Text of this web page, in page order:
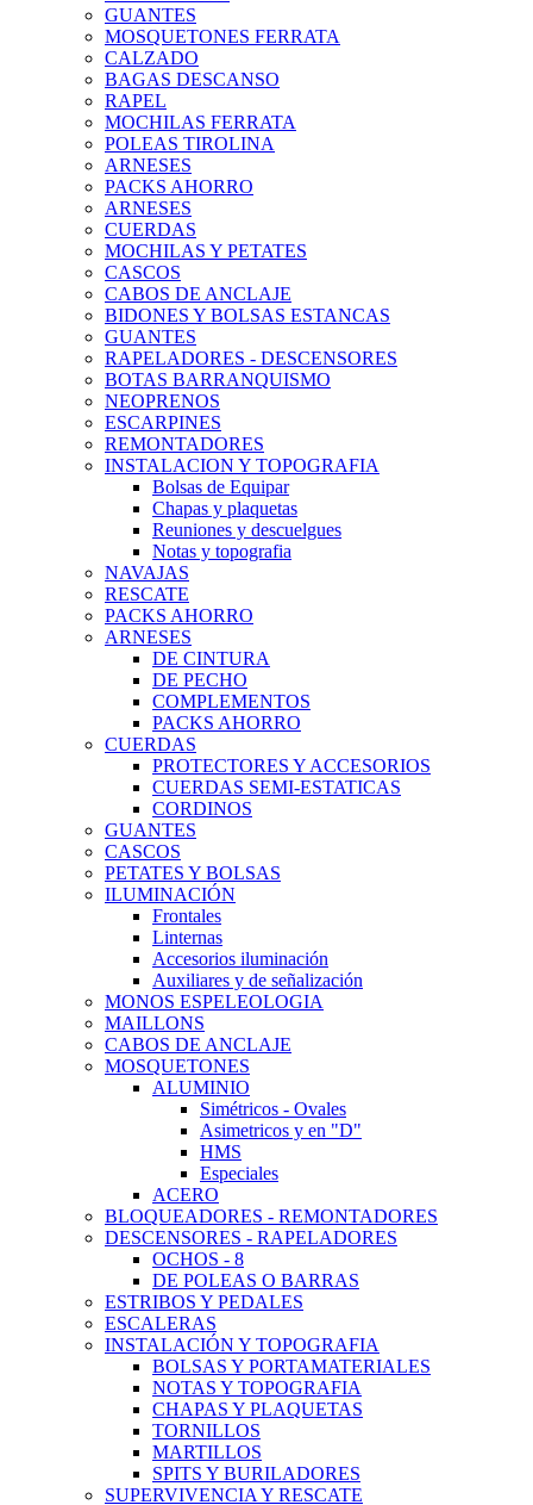
GUANTES
MOSQUETONES FERRATA
CALZADO
BAGAS DESCANSO
RAPEL
MOCHILAS FERRATA
POLEAS TIROLINA
ARNESES
PACKS AHORRO
ARNESES
CUERDAS
MOCHILAS Y PETATES
CASCOS
CABOS DE ANCLAJE
BIDONES Y BOLSAS ESTANCAS
GUANTES
RAPELADORES - DESCENSORES
BOTAS BARRANQUISMO
NEOPRENOS
ESCARPINES
REMONTADORES
INSTALACION Y TOPOGRAFIA
Bolsas de Equipar
Chapas y plaquetas
Reuniones y descuelgues
Notas y topografia
NAVAJAS
RESCATE
PACKS AHORRO
ARNESES
DE CINTURA
DE PECHO
COMPLEMENTOS
PACKS AHORRO
CUERDAS
PROTECTORES Y ACCESORIOS
CUERDAS SEMI-ESTATICAS
CORDINOS
GUANTES
CASCOS
PETATES Y BOLSAS
ILUMINACIÓN
Frontales
Linternas
Accesorios iluminación
Auxiliares y de señalización
MONOS ESPELEOLOGIA
MAILLONS
CABOS DE ANCLAJE
MOSQUETONES
ALUMINIO
Simétricos - Ovales
Asimetricos y en "D"
HMS
Especiales
ACERO
BLOQUEADORES - REMONTADORES
DESCENSORES - RAPELADORES
OCHOS - 8
DE POLEAS O BARRAS
ESTRIBOS Y PEDALES
ESCALERAS
INSTALACIÓN Y TOPOGRAFIA
BOLSAS Y PORTAMATERIALES
NOTAS Y TOPOGRAFIA
CHAPAS Y PLAQUETAS
TORNILLOS
MARTILLOS
SPITS Y BURILADORES
SUPERVIVENCIA Y RESCATE